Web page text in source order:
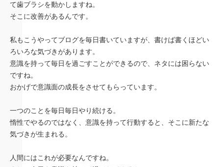
て歯ブラシを動かしますね。
そこに改善があるんです。
私もこうやってブログを毎日書いていますが、書けば書くほどい
ろいろな気づきがあります。
意識を持って毎日を過ごすことができるので、ネタには困らない
ですね。
おかげで意識面の成長をさせてもらっています。
一つのことを毎日毎日やり続ける。
惰性でやるのではなく、意識を持って行動すると、そこに新たな
気づきが生まれる。
人間にはこれが必要なんですね。